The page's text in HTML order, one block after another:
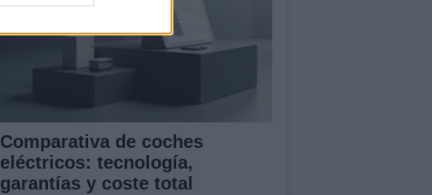
Comparativa de coches
eléctricos: tecnología,
garantías y coste total